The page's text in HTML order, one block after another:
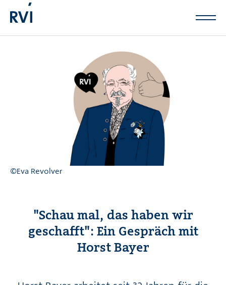
©Eva Revolver
"Schau mal, das haben wir
geschafft": Ein Gespräch mit
Horst Bayer